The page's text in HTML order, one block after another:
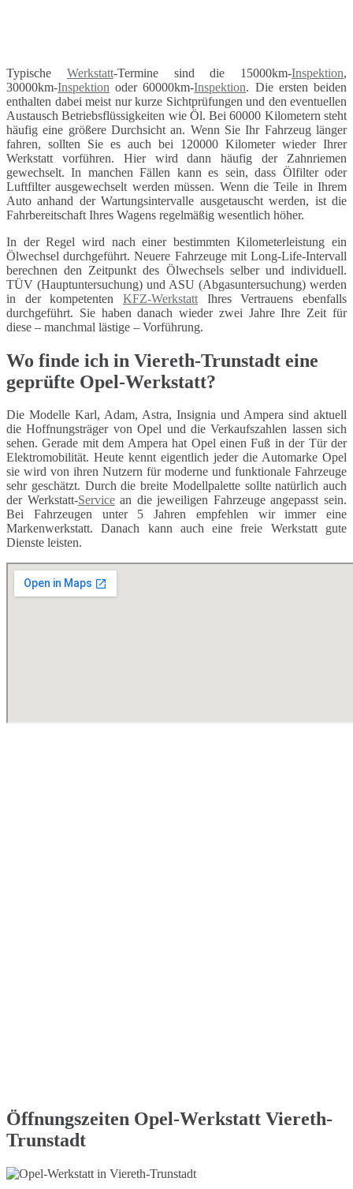
Typische Werkstatt-Termine sind die 15000km-Inspektion,
30000km-Inspektion oder 60000km-Inspektion. Die ersten beiden
enthalten dabei meist nur kurze Sichtprüfungen und den eventuellen
Austausch Betriebsflüssigkeiten wie Öl. Bei 60000 Kilometern steht
häufig eine größere Durchsicht an. Wenn Sie Ihr Fahrzeug länger
fahren, sollten Sie es auch bei 120000 Kilometer wieder Ihrer
Werkstatt vorführen. Hier wird dann häufig der Zahnriemen
gewechselt. In manchen Fällen kann es sein, dass Ölfilter oder
Luftfilter ausgewechselt werden müssen. Wenn die Teile in Ihrem
Auto anhand der Wartungsintervalle ausgetauscht werden, ist die
Fahrbereitschaft Ihres Wagens regelmäßig wesentlich höher.
In der Regel wird nach einer bestimmten Kilometerleistung ein
Ölwechsel durchgeführt. Neuere Fahrzeuge mit Long-Life-Intervall
berechnen den Zeitpunkt des Ölwechsels selber und individuell.
TÜV (Hauptuntersuchung) und ASU (Abgasuntersuchung) werden
in der kompetenten KFZ-Werkstatt Ihres Vertrauens ebenfalls
durchgeführt. Sie haben danach wieder zwei Jahre Ihre Zeit für
diese – manchmal lästige – Vorführung.
Wo finde ich in Viereth-Trunstadt eine
geprüfte Opel-Werkstatt?
Die Modelle Karl, Adam, Astra, Insignia und Ampera sind aktuell
die Hoffnungsträger von Opel und die Verkaufszahlen lassen sich
sehen. Gerade mit dem Ampera hat Opel einen Fuß in der Tür der
Elektromobilität. Heute kennt eigentlich jeder die Automarke Opel
sie wird von ihren Nutzern für moderne und funktionale Fahrzeuge
sehr geschätzt. Durch die breite Modellpalette sollte natürlich auch
der Werkstatt-Servicean die jeweiligen Fahrzeuge angepasst sein.
Bei Fahrzeugen unter 5 Jahren empfehlen wir immer eine
Markenwerkstatt. Danach kann auch eine freie Werkstatt gute
Dienste leisten.
Öffnungszeiten Opel-Werkstatt Viereth-
Trunstadt